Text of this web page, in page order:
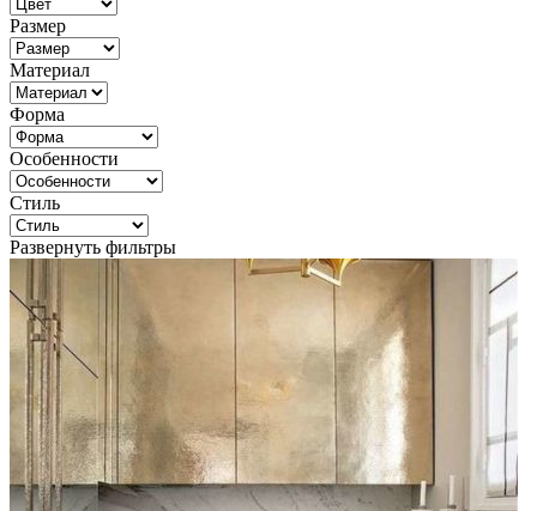
Размер
Материал
Форма
Особенности
Стиль
Развернуть фильтры